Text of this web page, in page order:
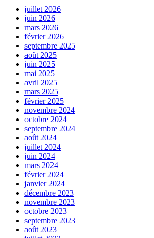
juillet 2026
juin 2026
mars 2026
février 2026
septembre 2025
août 2025
juin 2025
mai 2025
avril 2025
mars 2025
février 2025
novembre 2024
octobre 2024
septembre 2024
août 2024
juillet 2024
juin 2024
mars 2024
février 2024
janvier 2024
décembre 2023
novembre 2023
octobre 2023
septembre 2023
août 2023